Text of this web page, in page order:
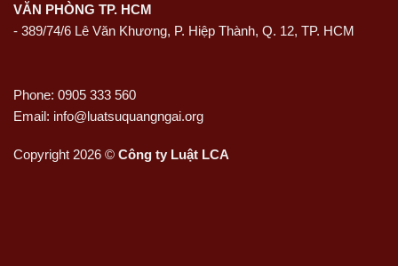
VĂN PHÒNG TP. HCM
- 389/74/6 Lê Văn Khương, P. Hiệp Thành, Q. 12, TP. HCM
Phone: 0905 333 560
Email: info@luatsuquangngai.org
Copyright 2026 © Công ty Luật LCA